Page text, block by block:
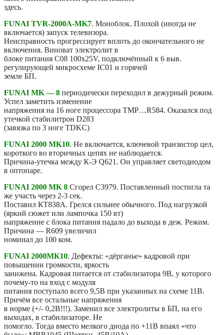
здесь.
FUNAI TVR-2000A-MK7. Моноблок. Плохой (иногда не
включается) запуск телевизора.
Неисправность прогрессирует вплоть до окончательного не
включения. Виноват электролит в
блоке питания C08 100x25V, подключённый к 6 выв.
регулирующей микросхеме IC01 и горячей
земле БП.
FUNAI MK — 8 периодически переходил в дежурный режим.
Успел заметить изменение
напряжения на 16 ноге процессора ТМР…R584. Оказался под
утечкой стабилитрон D283
(завязка по 3 ноге TDKC)
FUNAI 2000 MK10. Не включается, ключевой транзистор цел,
короткого во вторичных цепях не наблюдается.
Причина-утечка между К-Э Q621. Он управляет светодиодом
в оптопаре.
FUNAI 2000 MK 8 Сгорел С3979. Поставленный постигла та
же участь через 2-3 сек.
Поставил КТ838А. Грелся сильнее обычного. Под нагрузкой
(яркий сюжет или лампочка 150 вт)
напряжение с блока питания падало до выхода в деж. Режим.
Причина — R609 увеличил
номинал до 100 ком.
FUNAI 2000МК10. Дефекты: «дёрганье» кадровой при
повышении громкости, яркость
занижена. Кадровая питается от стабилизатора 9В, у которого
почему-то на вход с модуля
питания поступало всего 9,5В при указанных на схеме 11В.
Причём все остальные напряжения
в норме (+/- 0,2В!!!). Заменил все электролиты в БП, на его
выходах, в стабилизаторе. Не
помогло. Тогда вместо мелкого диода по +11В впаял «что